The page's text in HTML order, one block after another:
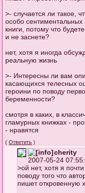
>- случается ли такое,
особо
книги, потому что
и не заснете?
нет, хотя я иногда
реальную жизнь
>- Интересны ли вам
касающихся телесных
героини по поводу
беременности?
смотря в каких, в
гламурных книжках -
- нравятся
(Ответить )
cherity
2007-05-24
>ой нет, хотя я
поводу того что
пишет откровенную